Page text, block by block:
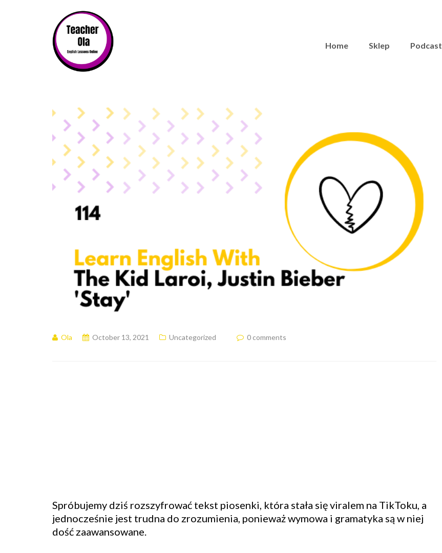
Home Sklep Podcast
Ola October 13, 2021 Uncategorized 0 comments
Spróbujemy dziś rozszyfrować tekst piosenki, która stała się viralem na TikToku, a
jednocześnie jest trudna do zrozumienia, ponieważ wymowa i gramatyka są w niej
dość zaawansowane.